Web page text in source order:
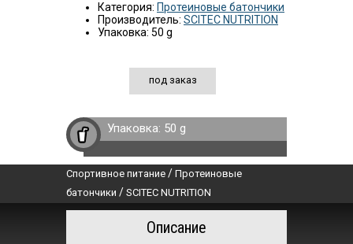
Категория: Протеиновые батончики
Производитель: SCITEC NUTRITION
Упаковка: 50 g
под заказ
Упаковка: 50 g
Спортивное питание / Протеиновые
батончики / SCITEC NUTRITION
Описание